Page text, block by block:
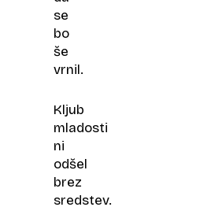
se
bo
še
vrnil.
Kljub
mladosti
ni
odšel
brez
sredstev.